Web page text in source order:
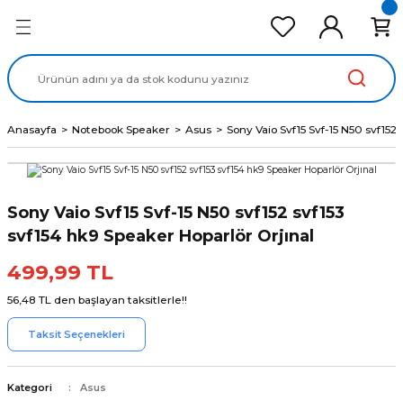
Ekran Panel
Data Kablo
Anasayfa Notebook Speaker Asus Sony Vaio Svf15 Svf-15 N50
Sony Vaio Svf15 Svf-15 N50 svf152 svf153
svf154 hk9 Speaker Hoparlör Orjınal
499,99 TL
56,48 TL den başlayan taksitlerle!!
Taksit Seçenekleri
Kategori
Asus